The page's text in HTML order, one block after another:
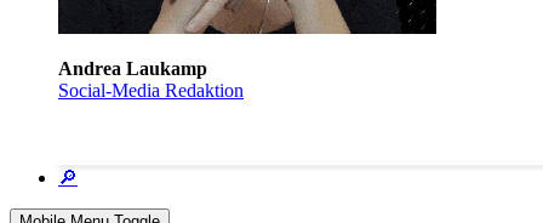
Andrea Laukamp
Social-Media Redaktion
🔎